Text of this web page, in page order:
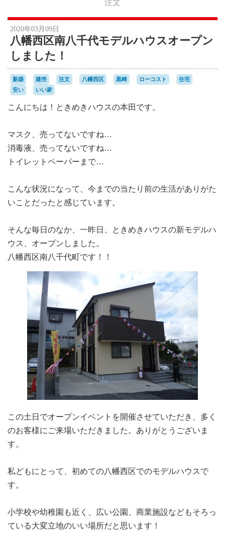
注文
2020年03月09日
八幡西区南八千代モデルハウスオープン
しました！
新築 建売 注文 八幡西区 黒崎 ローコスト
住宅
安い
いい家
こんにちは！ときめきハウスの本田です。
マスク、売ってないですね…
消毒液、売ってないですね…
トイレットペーパーまで…
こんな状況になって、今までの当たり前の生活がありがた
いことだったと感じています。
そんな毎日のなか、一昨日、ときめきハウスの新モデルハ
ウス、オープンしました。
八幡西区南八千代町です！！
この土日でオープンイベントを開催させていただき、多く
のお客様にご来場いただきました。ありがとうございま
す。
私どもにとって、初めての八幡西区でのモデルハウスで
す。
小学校や幼稚園も近く、広い公園、商業施設などもそろっ
ている大変立地のいい場所だと思います！